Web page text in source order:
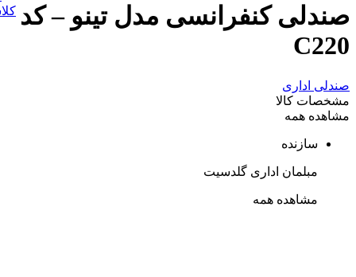
صندلی کنفرانسی مدل تینو – کد
C220
صندلی اداری
مشخصات کالا
مشاهده همه
سازنده
مبلمان اداری گلدسیت
مشاهده همه